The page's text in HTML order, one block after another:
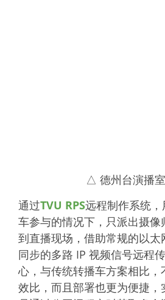
△ 德州台演播
通过TVU RPS远程制作系统
车参与的情况下，只派出摄像
到直播现场，借助常规的以太
同步的多路 IP 视频信号远程
心，与传统转播车方案相比，
效比，而且部署也更为便捷，